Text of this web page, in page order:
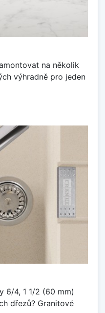
na několik
výhradně pro jeden
6/4, 1 1/2 (60 mm)
dřezů? Granitové